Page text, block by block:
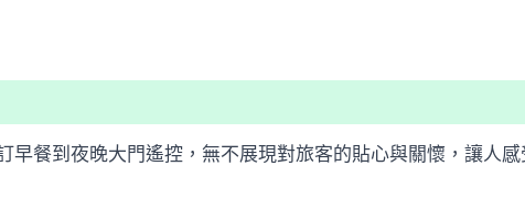
早餐到夜晚大門遙控，無不展現對旅客的貼心與關懷，讓人